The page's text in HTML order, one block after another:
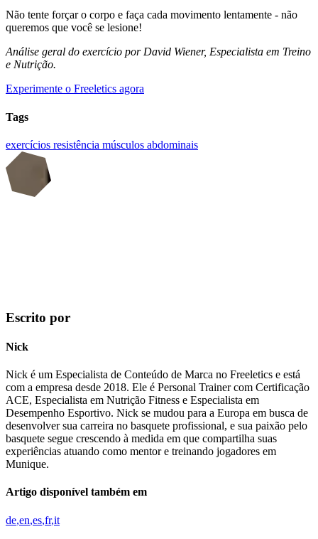
Não tente forçar o corpo e faça cada movimento lentamente - não
queremos que você se lesione!
Análise geral do exercício por David Wiener, Especialista em Treino
e Nutrição.
Experimente o Freeletics agora
Tags
exercícios resistência músculos abdominais
Escrito por
Nick
Nick é um Especialista de Conteúdo de Marca no Freeletics e está
com a empresa desde 2018. Ele é Personal Trainer com Certificação
ACE, Especialista em Nutrição Fitness e Especialista em
Desempenho Esportivo. Nick se mudou para a Europa em busca de
desenvolver sua carreira no basquete profissional, e sua paixão pelo
basquete segue crescendo à medida em que compartilha suas
experiências atuando como mentor e treinando jogadores em
Munique.
Artigo disponível também em
de en es fr it